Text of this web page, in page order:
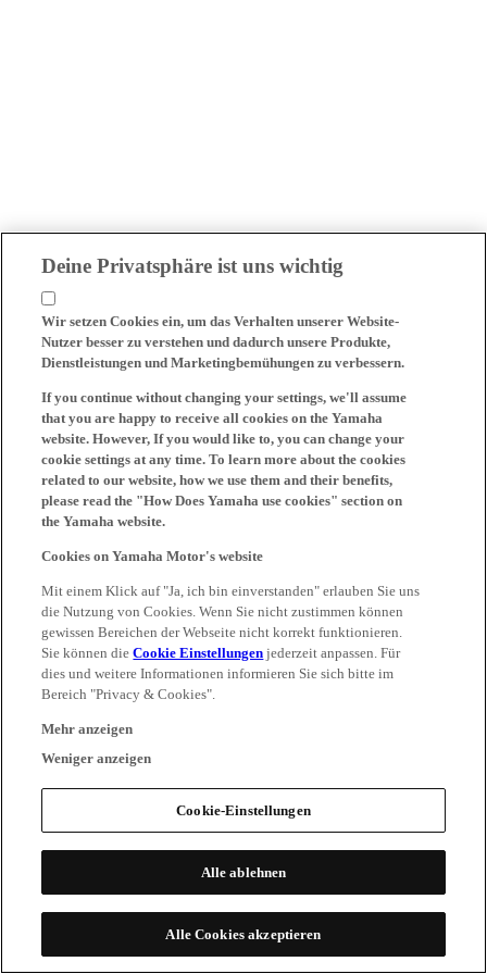
Deine Privatsphäre ist uns wichtig
Wir setzen Cookies ein, um das Verhalten unserer Website-
Nutzer besser zu verstehen und dadurch unsere Produkte,
Dienstleistungen und Marketingbemühungen zu verbessern.
If you continue without changing your settings, we'll assume
that you are happy to receive all cookies on the Yamaha
website. However, If you would like to, you can change your
cookie settings at any time. To learn more about the cookies
related to our website, how we use them and their benefits,
please read the "How Does Yamaha use cookies" section on
the Yamaha website.
Cookies on Yamaha Motor's website
Mit einem Klick auf "Ja, ich bin einverstanden" erlauben Sie uns
die Nutzung von Cookies. Wenn Sie nicht zustimmen können
gewissen Bereichen der Webseite nicht korrekt funktionieren.
Sie können dieCookie Einstellungen jederzeit anpassen. Für
dies und weitere Informationen informieren Sie sich bitte im
Bereich "Privacy & Cookies".
Mehr anzeigen
Weniger anzeigen
Cookie-Einstellungen
Alle ablehnen
Alle Cookies akzeptieren